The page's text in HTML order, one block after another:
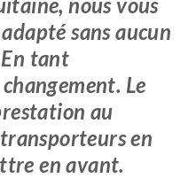
sans aucun
tant
Le
au
en
en avant.